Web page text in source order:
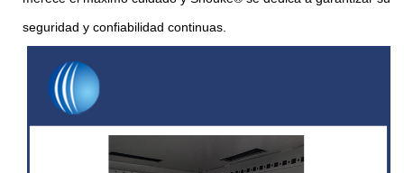
seguridad y confiabilidad continuas.